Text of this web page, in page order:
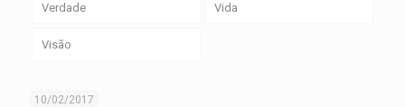
Verdade Vida
Visão
10/02/2017